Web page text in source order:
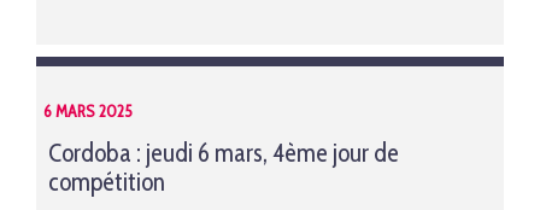
6 MARS 2025
Cordoba : jeudi 6 mars, 4ème jour de
compétition